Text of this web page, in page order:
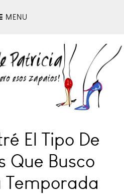
MENU
El Tipo De
Que Busco
Temporada